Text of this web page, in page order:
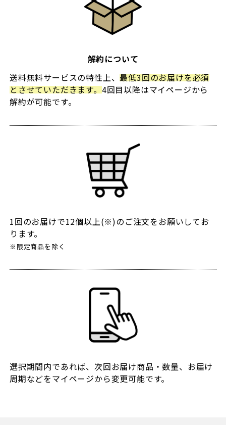
解約について
送料無料サービスの特性上、最低3回のお届けを必須
とさせていただきます。4回目以降はマイページから
解約が可能です。
1回のお届けで12個以上(※)のご注文をお願いしてお
ります。
※限定商品を除く
選択期間内であれば、次回お届け商品・数量、お届け
周期などをマイページから変更可能です。